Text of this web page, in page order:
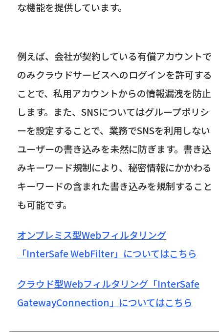
な機能を提供しています。
例えば、会社が契約している有償アカウントで
のみクラウドサービスへのログインを許可する
ことで、私用アカウントからの情報漏洩を防止
します。また、SNSについてはグループポリシ
ーを設定することで、業務でSNSを利用しない
ユーザーの書き込みを未然に防ぎます。書き込
みキーワード規制により、秘密情報にかかわる
キーワードの含まれた書き込みを規制すること
も可能です。
オンプレミス型Webフィルタリング
「InterSafe WebFilter」についてはこちら
クラウド型Webフィルタリング「InterSafe
GatewayConnection」についてはこちら